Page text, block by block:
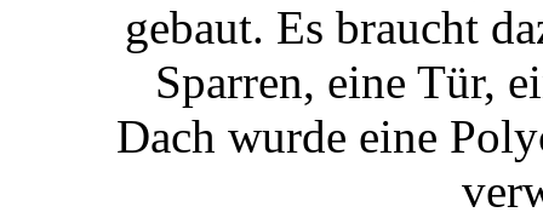
gebaut. Es braucht
Sparren, eine Tür,
Dach wurde eine